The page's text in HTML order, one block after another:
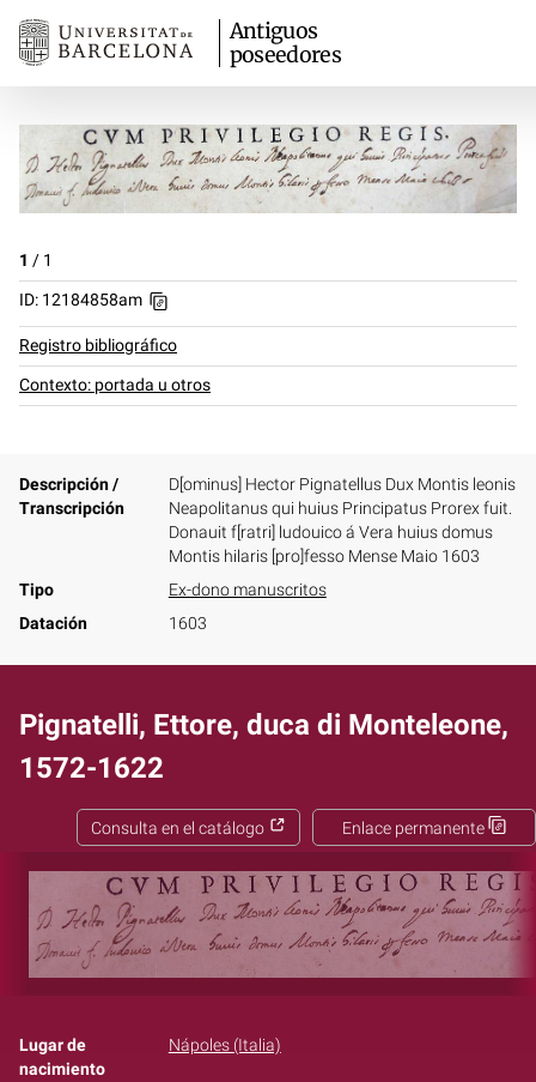
Antiguos
poseedores
1 / 1
ID: 12184858am
Registro bibliográfico
Contexto: portada u otros
Descripción /
Transcripción
D[ominus] Hector Pignatellus Dux Montis leonis
Neapolitanus qui huius Principatus Prorex fuit.
Donauit f[ratri] ludouico á Vera huius domus
Montis hilaris [pro]fesso Mense Maio 1603
Tipo
Ex-dono manuscritos
Datación
1603
Pignatelli, Ettore, duca di Monteleone,
1572-1622
Enlace permanente
Consulta en el catálogo
Lugar de
nacimiento
Nápoles (Italia)